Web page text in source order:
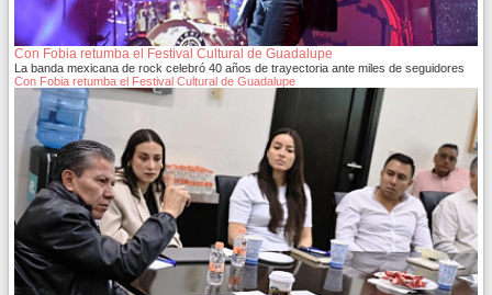
Con Fobia retumba el Festival Cultural de Guadalupe
La banda mexicana de rock celebró 40 años de trayectoria ante miles de seguidores
Con Fobia retumba el Festival Cultural de Guadalupe